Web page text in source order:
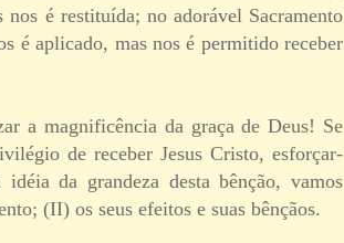
nos é restituída; no adorável Sacramento
é aplicado, mas nos é permitido receber
a magnificência da graça de Deus! Se
de receber Jesus Cristo, esforçar-
da grandeza desta bênção, vamos
(II) os seus efeitos e suas bênçãos.